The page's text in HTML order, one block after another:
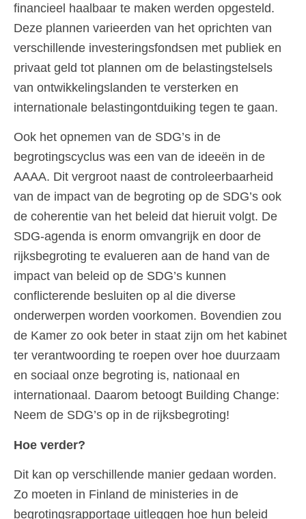
financieel haalbaar te maken werden opgesteld.
Deze plannen varieerden van het oprichten van
verschillende investeringsfondsen met publiek en
privaat geld tot plannen om de belastingstelsels
van ontwikkelingslanden te versterken en
internationale belastingontduiking tegen te gaan.
Ook het opnemen van de SDG’s in de
begrotingscyclus was een van de ideeën in de
AAAA. Dit vergroot naast de controleerbaarheid
van de impact van de begroting op de SDG’s ook
de coherentie van het beleid dat hieruit volgt. De
SDG-agenda is enorm omvangrijk en door de
rijksbegroting te evalueren aan de hand van de
impact van beleid op de SDG’s kunnen
conflicterende besluiten op al die diverse
onderwerpen worden voorkomen. Bovendien zou
de Kamer zo ook beter in staat zijn om het kabinet
ter verantwoording te roepen over hoe duurzaam
en sociaal onze begroting is, nationaal en
internationaal. Daarom betoogt Building Change:
Neem de SDG’s op in de rijksbegroting!
Hoe verder?
Dit kan op verschillende manier gedaan worden.
Zo moeten in Finland de ministeries in de
begrotingsrapportage uitleggen hoe hun beleid